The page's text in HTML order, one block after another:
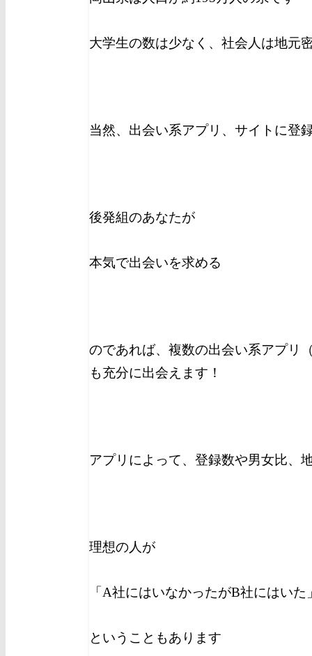
大学生の数は少なく、社会人は地元
当然、出会い系アプリ、サイトに登
後発組のあなたが
本気で出会いを求める
のであれば、複数の出会い系アプリ
も充分に出会えます！
アプリによって、登録数や男女比、
理想の人が
「A社にはいなかったがB社にはいた
ということもあります